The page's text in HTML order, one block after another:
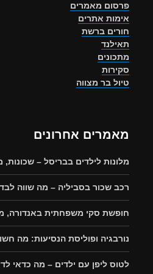
פרסום מאמרים
אימות אתרים
חורים ברשת
תאילנד
מתכונים
סקירות
טיול בר מצווה
מאמרים אחרונים
מלונות לילדים בבריסל – שכונות,
רכב שכור בסביליה – מה שווה
חופשת סקי משפחתית באנדורה,
נורבגיה ופוליסת הנסיעות: מה
לטוס ליפן עם ילדים – מה כדאי